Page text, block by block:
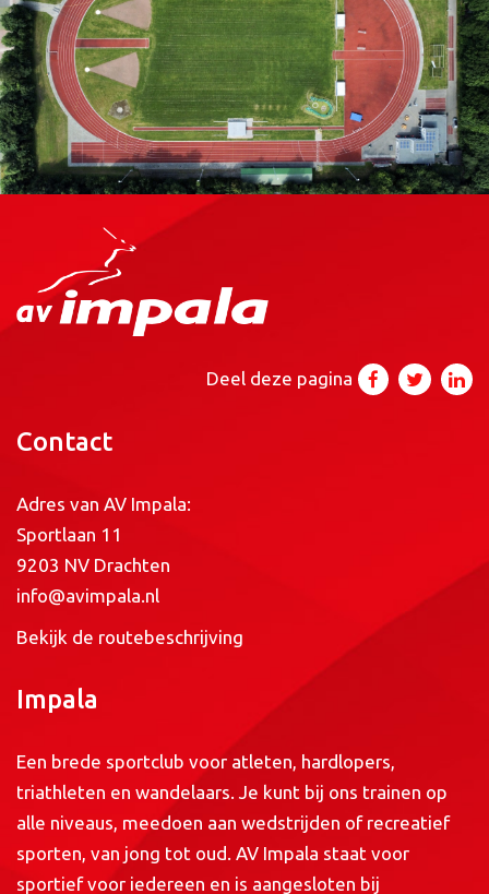
Deel deze pagina
Contact
Adres van AV Impala:
Sportlaan 11
9203 NV Drachten
info@avimpala.nl
Bekijk de routebeschrijving
Impala
Een brede sportclub voor atleten, hardlopers,
triathleten en wandelaars. Je kunt bij ons trainen op
alle niveaus, meedoen aan wedstrijden of recreatief
sporten, van jong tot oud. AV Impala staat voor
sportief voor iedereen en is aangesloten bij